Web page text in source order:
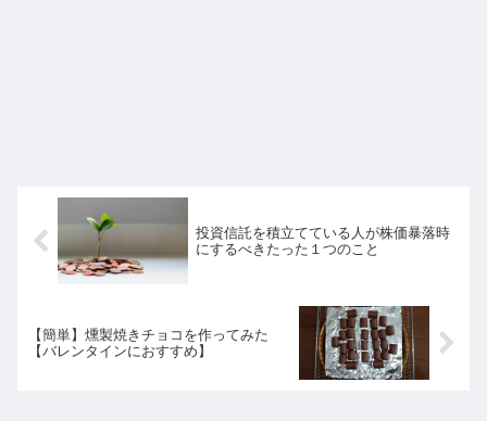
投資信託を積立てている人が株価暴落時
にするべきたった１つのこと
【簡単】燻製焼きチョコを作ってみた
【バレンタインにおすすめ】